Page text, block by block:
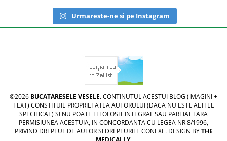
Urmareste-ne si pe Instagram
©2026 BUCATARESELE VESELE. CONTINUTUL ACESTUI BLOG (IMAGINI +
TEXT) CONSTITUIE PROPRIETATEA AUTORULUI (DACA NU ESTE ALTFEL
SPECIFICAT) SI NU POATE FI FOLOSIT INTEGRAL SAU PARTIAL FARA
PERMISIUNEA ACESTUIA, IN CONCORDANTA CU LEGEA NR 8/1996,
PRIVIND DREPTUL DE AUTOR SI DREPTURILE CONEXE. DESIGN BYTHE